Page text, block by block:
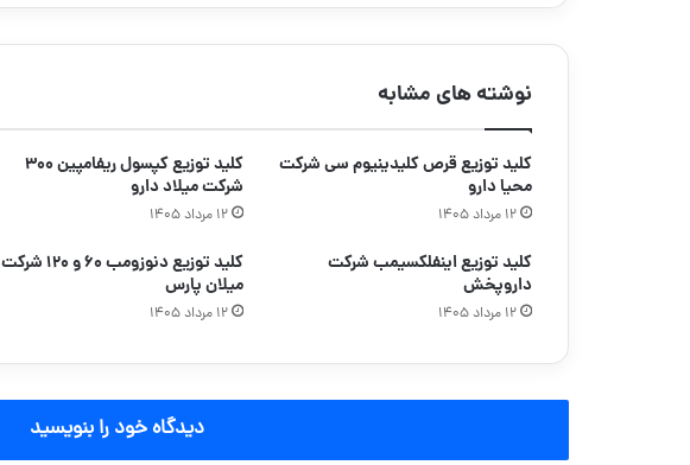
نوشته های مشابه
کلید توزیع قرص کلیدینیوم سی شرکت
محیا دارو
۱۲ مرداد ۱۴۰۵
کلید توزیع کپسول ریفامپین ۳۰۰
شرکت میلاد دارو
۱۲ مرداد ۱۴۰۵
کلید توزیع اینفلکسیمب شرکت
داروپخش
۱۲ مرداد ۱۴۰۵
کلید توزیع دنوزومب ۶۰ و ۱۲۰ شرکت
میلان پارس
۱۲ مرداد ۱۴۰۵
دیدگاه خود را بنویسید